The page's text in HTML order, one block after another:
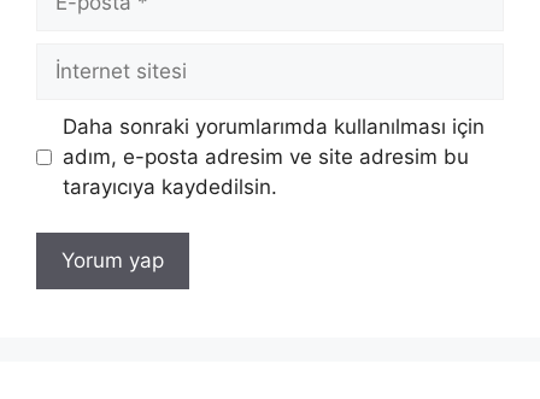
posta
İnternet
sitesi
Daha sonraki yorumlarımda kullanılması için
adım, e-posta adresim ve site adresim bu
tarayıcıya kaydedilsin.